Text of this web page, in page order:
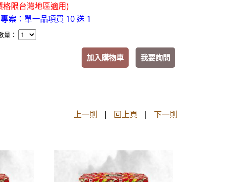
格限台灣地區適用)
案：單一品項買 10 送 1
量：
加入購物車 我要詢問
上一則 | 回上頁 | 下一則